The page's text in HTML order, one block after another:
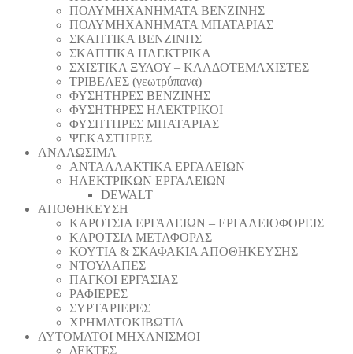
ΠΟΛΥΜΗΧΑΝΗΜΑΤΑ ΒΕΝΖΙΝΗΣ
ΠΟΛΥΜΗΧΑΝΗΜΑΤΑ ΜΠΑΤΑΡΙΑΣ
ΣΚΑΠΤΙΚΑ ΒΕΝΖΙΝΗΣ
ΣΚΑΠΤΙΚΑ ΗΛΕΚΤΡΙΚΑ
ΣΧΙΣΤΙΚΑ ΞΥΛΟΥ – ΚΛΑΔΟΤΕΜΑΧΙΣΤΕΣ
ΤΡΙΒΕΛΕΣ (γεωτρύπανα)
ΦΥΣΗΤΗΡΕΣ ΒΕΝΖΙΝΗΣ
ΦΥΣΗΤΗΡΕΣ ΗΛΕΚΤΡΙΚΟΙ
ΦΥΣΗΤΗΡΕΣ ΜΠΑΤΑΡΙΑΣ
ΨΕΚΑΣΤΗΡΕΣ
ΑΝΑΛΩΣΙΜΑ
ΑΝΤΑΛΛΑΚΤΙΚΑ ΕΡΓΑΛΕΙΩΝ
ΗΛΕΚΤΡΙΚΩΝ ΕΡΓΑΛΕΙΩΝ
DEWALT
ΑΠΟΘΗΚΕΥΣΗ
ΚΑΡΟΤΣΙΑ ΕΡΓΑΛΕΙΩΝ – ΕΡΓΑΛΕΙΟΦΟΡΕΙΣ
ΚΑΡΟΤΣΙΑ ΜΕΤΑΦΟΡΑΣ
ΚΟΥΤΙΑ & ΣΚΑΦΑΚΙΑ ΑΠΟΘΗΚΕΥΣΗΣ
ΝΤΟΥΛΑΠΕΣ
ΠΑΓΚΟΙ ΕΡΓΑΣΙΑΣ
ΡΑΦΙΕΡΕΣ
ΣΥΡΤΑΡΙΕΡΕΣ
ΧΡΗΜΑΤΟΚΙΒΩΤΙΑ
ΑΥΤΟΜΑΤΟΙ ΜΗΧΑΝΙΣΜΟΙ
ΔΕΚΤΕΣ